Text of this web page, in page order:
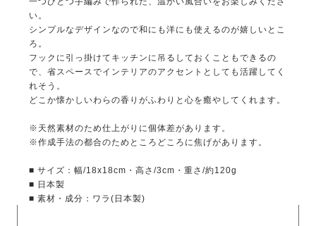
い。
シンプルなデザインなので和にも洋にも使えるのが嬉しいとこ
ろ。
フックに引っ掛けてキッチンに吊るしておくこともできるの
で、省スペースでインテリアのアクセントとしても活躍してく
れそう。
どこか懐かしいわらの香りがふわりと心を癒やしてくれます。
※天然素材のため仕上がりに個体差があります。
※作成手法の都合のためところどころに焦げがあります。
■ サイズ：幅/18x18cm・高さ/3cm・重さ/約120g
■ 日本製
■ 素材・成分：ワラ(日本製)